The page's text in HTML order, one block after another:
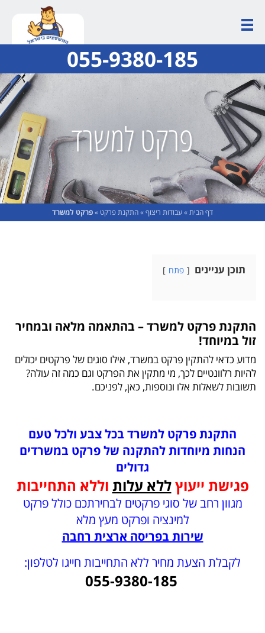
055-9380-185
פרקט למשרד
דף הבית»עבודות ריצוף»התקנת פרקט »פרקט למשרד
תוכן עניינים פתח
התקנת פרקט למשרד – בהתאמה מלאה ובמחיר
זול במיוחד!
מדוע כדאי להתקין פרקט במשרד, אילו סוגים של פרקטים יכולים
להיות רלוונטיים לכך, מי מתקין את הפרקט וגם כמה זה עולה?
תשובות לשאלות אלו ונוספות, כאן, לפניכם.
התקנת פרקט למשרד בכל צבע ולכל טעם
הנחות מיוחדות להתקנה של פרקט במשרדים
גדולים
פגישת ייעוץללא עלות וללא התחייבות
מגוון רחב של סוגי פרקטים לבחירתכם כולל פרקט
למינציה ופרקט מעץ מלא
שירות בפריסה ארצית רחבה
לקבלת הצעת מחיר ללא התחייבות חייגו לטלפון:
055-9380-185